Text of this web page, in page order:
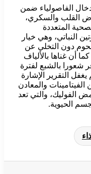
الفاصولياء ضمن
القلب والسكري،
المتعددة
النباتي، وهي خيار
دون التخلي عن
أن غناها بالألياف
شعورا بالشبع لفترة
التقرير الإشارة
والمعادن
الفوليك، والتي تعد
الحيوية.